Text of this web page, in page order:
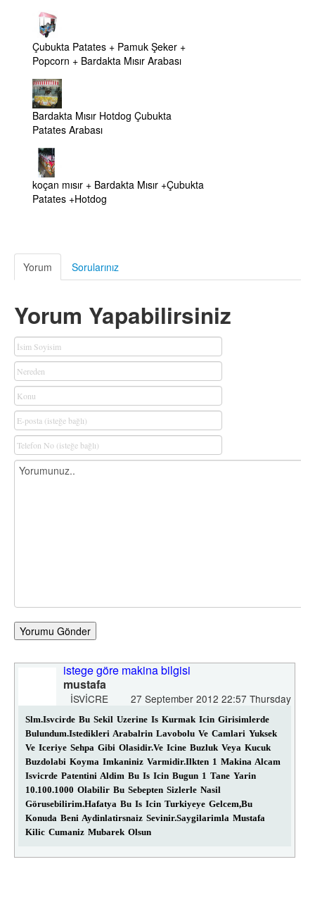
Çubukta Patates + Pamuk Şeker +
Popcorn + Bardakta Mısır Arabası
Bardakta Mısır Hotdog Çubukta
Patates Arabası
koçan mısır + Bardakta Mısır +Çubukta
Patates +Hotdog
Yorum Sorularınız
Yorum Yapabilirsiniz
Yorumu Gönder
istege göre makina bilgisi
mustafa
27 September 2012 22:57 Thursday
ISVICRE
Slm.isvcirde Bu Sekil Uzerine Is Kurmak Icin Girisimlerde
Bulundum.istedikleri Arabalrin Lavobolu Ve Camlari Yuksek
Ve Iceriye Sehpa Gibi Olasidir.ve Icine Buzluk Veya Kucuk
Buzdolabi Koyma Imkaniniz Varmidir.ilkten 1 Makina Alcam
Isvicrde Patentini Aldim Bu Is Icin Bugun 1 Tane Yarin
10.100.1000 Olabilir Bu Sebepten Sizlerle Nasil
Görusebilirim.hafatya Bu Is Icin Turkiyeye Gelcem,bu
Konuda Beni Aydinlatirsnaiz Sevinir.saygilarimla Mustafa
Kilic Cumaniz Mubarek Olsun